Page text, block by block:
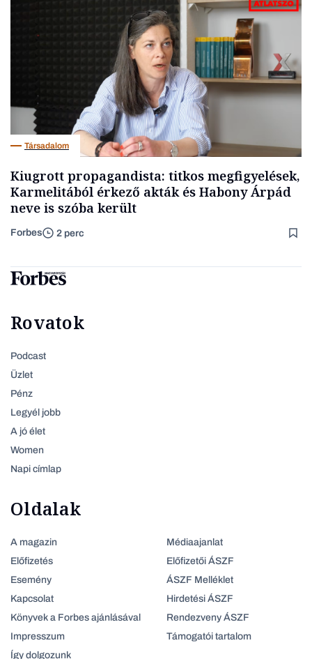
Társadalom
Kiugrott propagandista: titkos megfigyelések,
Karmelitából érkező akták és Habony Árpád
neve is szóba került
Forbes 2 perc
Rovatok
Podcast
Üzlet
Pénz
Legyél jobb
A jó élet
Women
Napi címlap
Oldalak
A magazin
Előfizetés
Esemény
Kapcsolat
Könyvek a Forbes ajánlásával
Impresszum
Így dolgozunk
Médiaajanlat
Előfizetői ÁSZF
ÁSZF Melléklet
Hirdetési ÁSZF
Rendezveny ÁSZF
Támogatói tartalom